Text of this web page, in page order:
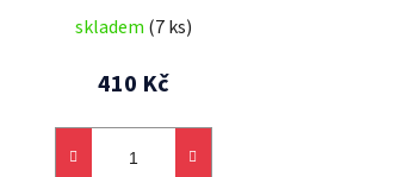
skladem (7 ks)
410 Kč